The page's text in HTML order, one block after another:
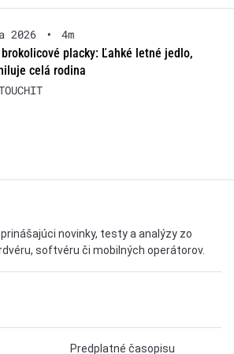
2026 •
4m
placky: Ľahké letné jedlo,
celá rodina
novinky, testy a analýzy zo
softvéru či mobilných operátorov.
Predplatné časopisu